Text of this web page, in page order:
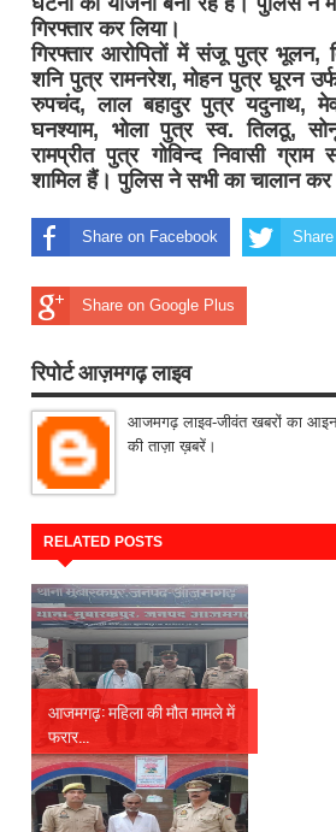
गिरफ्तार कर लिया।
गिरफ्तार आरोपितों में संजू पुत्र भूलन,
शनि पुत्र रामनरेश, मोहन पुत्र घूरन
रुपचंद, लाल बहादुर पुत्र यदुनाथ,
घनश्याम, भोला पुत्र स्व. तिलठू,
रामप्रीत पुत्र गोविन्द निवासी ग्राम
शामिल हैं। पुलिस ने सभी का चालान कर
Share on Facebook
Share on Google Plus
रिपोर्ट आज़मगढ़ लाइव
आजमगढ़ लाइव-जीवंत खबरों का
की ताज़ा ख़बरें।
RELATED POSTS
आजमगढ़: महिला की मौत मामले में
फरार...